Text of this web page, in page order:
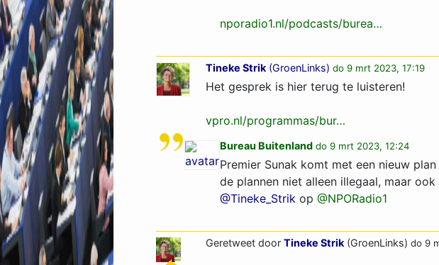
nporadio1.nl/podcasts/burea…
Tineke Strik (GroenLinks) do 9 mrt 2023, 17:19
Het gesprek is hier terug te luisteren!
vpro.nl/programmas/bur…
Bureau Buitenland do 9 mrt 2023, 12:24
Premier Sunak komt met een nieuw
de plannen niet alleen illegaal, maar
@Tineke_Strik op @NPORadio1
Geretweet door Tineke Strik (GroenLinks) do 9